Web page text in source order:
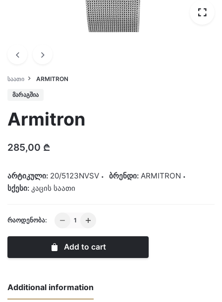
ᲡᲐᲐᲗᲘ ARMITRON
ᲛᲐᲠᲐᲒᲨᲘᲐ
Armitron
285,00 ₾
არტიკული: 20/5123NVSV ბრენდი: ARMITRON
სქესი: კაცის საათი
ᲠᲐᲝᲓᲔᲜᲝᲑᲐ:
Armitron
Add to cart
Additional information